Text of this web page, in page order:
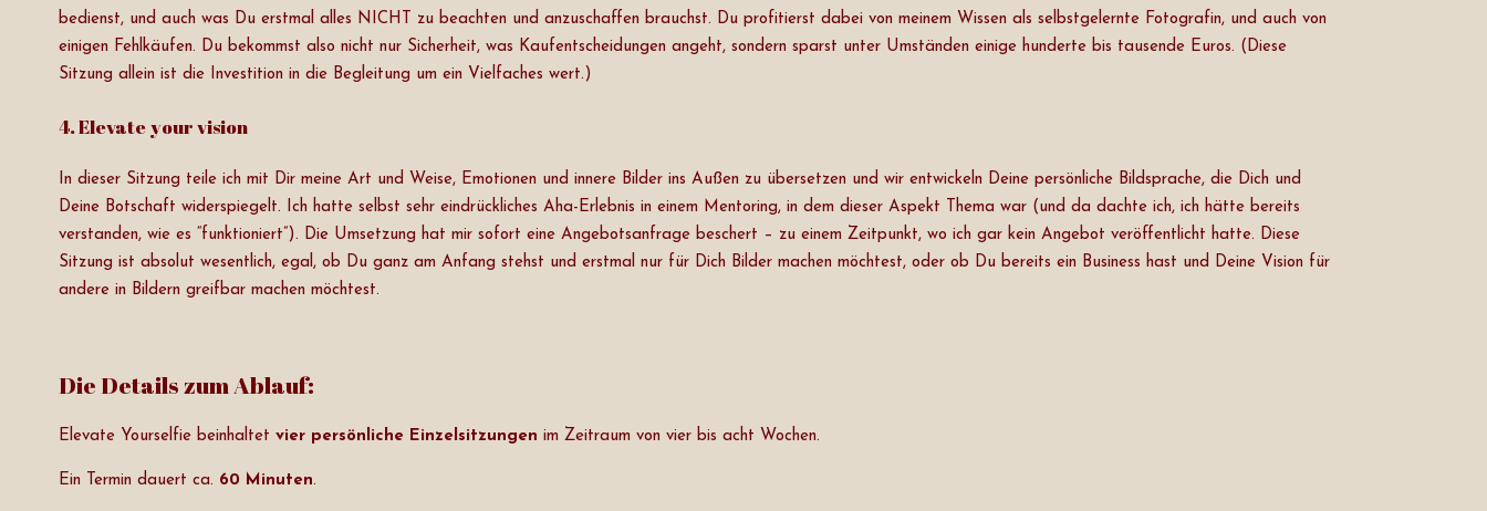
bedienst, und auch was Du erstmal alles NICHT zu beachten und anzuschaffen brauchst. Du profitierst dabei von meinem Wissen als selbstgelernte Fotografin, und auch von
einigen Fehlkäufen. Du bekommst also nicht nur Sicherheit, was Kaufentscheidungen angeht, sondern sparst unter Umständen einige hunderte bis tausende Euros. (Diese
Sitzung allein ist die Investition in die Begleitung um ein Vielfaches wert.)
4. Elevate your vision
In dieser Sitzung teile ich mit Dir meine Art und Weise, Emotionen und innere Bilder ins Außen zu übersetzen und wir entwickeln Deine persönliche Bildsprache, die Dich und
Deine Botschaft widerspiegelt. Ich hatte selbst sehr eindrückliches Aha-Erlebnis in einem Mentoring, in dem dieser Aspekt Thema war (und da dachte ich, ich hätte bereits
verstanden, wie es “funktioniert”). Die Umsetzung hat mir sofort eine Angebotsanfrage beschert – zu einem Zeitpunkt, wo ich gar kein Angebot veröffentlicht hatte. Diese
Sitzung ist absolut wesentlich, egal, ob Du ganz am Anfang stehst und erstmal nur für Dich Bilder machen möchtest, oder ob Du bereits ein Business hast und Deine Vision für
andere in Bildern greifbar machen möchtest.
Die Details zum Ablauf:
Elevate Yourselfie beinhaltet vier persönliche Einzelsitzungen im Zeitraum von vier bis acht Wochen.
Ein Termin dauert ca. 60 Minuten.